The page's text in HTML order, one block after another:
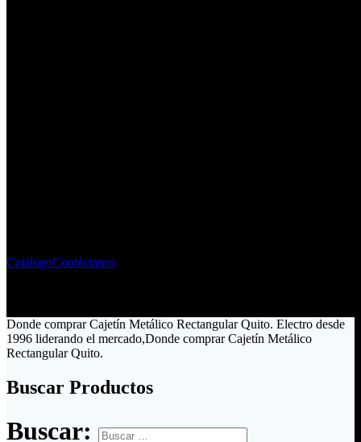
CatálogoContáctanos
Donde comprar Cajetín Metálico Rectangular Quito. Electro desde
1996 liderando el mercado,Donde comprar Cajetín Metálico
Rectangular Quito.
Buscar Productos
Buscar: